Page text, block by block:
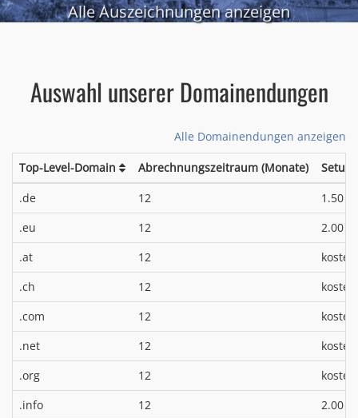
Alle Auszeichnungen anzeigen
Auswahl unserer Domainendungen
Alle Domainendungen anzeigen
Top-Level-Domain Abrechnungszeitraum (Monate)
.de
12 1.50 €
.eu 12 2.00 €
.at 12
.ch
12
.com
12
.net
12
.org
12
.info
12 2.00 €